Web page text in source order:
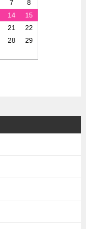
7
8
14
15
21
22
28
29